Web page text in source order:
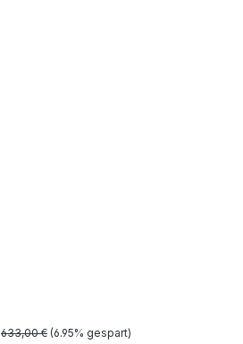
Regulärer Preis:
633,00 € (6.95% gespart)